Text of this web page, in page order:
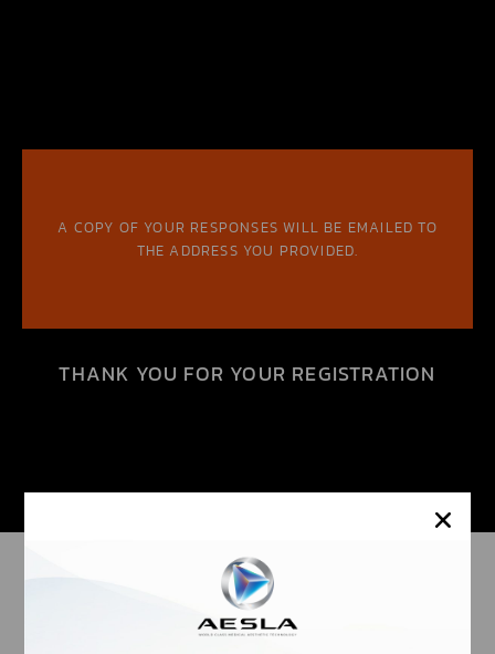
A COPY OF YOUR RESPONSES WILL BE EMAILED TO
THE ADDRESS YOU PROVIDED.
THANK YOU FOR YOUR REGISTRATION